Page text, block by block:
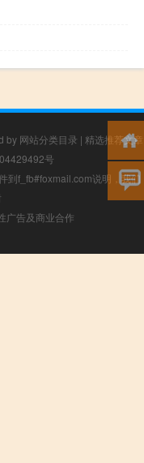
by 网站分类目录 | 精选推荐文章
号
到f_fb#foxmail.com说明，我们
广告及商业合作